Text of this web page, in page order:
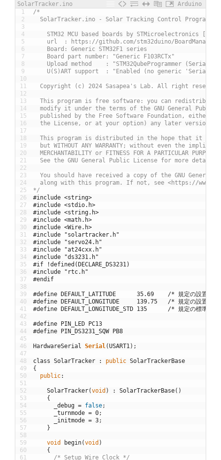
SolarTracker.ino
Arduino
1
2
3
4
5
6
7
8
9
10
11
12
13
14
15
16
17
18
19
20
21
22
23
24
25
26
27
28
29
30
31
32
33
34
35
36
37
38
39
40
41
42
43
44
45
46
47
48
49
50
51
52
53
54
55
56
57
58
59
60
61
/*
SolarTracker.ino - Solar Tracking Control Program
STM32 MCU based boards by STMicroelectronics
url  : https://github.com/stm32duino/
Board: Generic STM32F1 series
Board part number: "Generic F103RCTx"
Upload method    : "STM32QubeProgrammer (Serial)"
U(S)ART support  : "Enabled (no generic 'Serial')"
Copyright (c) 2024 Sasapea's Lab. All right
This program is free software: you can redistribute
modify it under the terms of the GNU General Public
published by the Free Software Foundation, either
the License, or at your option) any later version.
This program is distributed in the hope that it will
but WITHOUT ANY WARRANTY; without even the implied
MERCHANTABILITY or FITNESS FOR A PARTICULAR PURPOSE.
See the GNU General Public License for more details.
You should have received a copy of the GNU General
along with this program. If not, see <https://
*/
#include <string>
#include <stdio.h>
#include <string.h>
#include <math.h>
#include <Wire.h>
#include "solartracker.h"
#include "servo24.h"
#include "at24cxx.h"
#include "ds3231.h"
#if !defined(DECLARE_DS3231)
#include "rtc.h"
#endif
#define DEFAULT_LATITUDE      35.69    /* 規定の設置場
#define DEFAULT_LONGITUDE     139.75   /* 規定の設置場
#define DEFAULT_LONGITUDE_STD 135      /* 規定の標準時
#define PIN_LED PC13
#define PIN_DS3231_SQW PB8
HardwareSerial Serial(USART1) ;
class SolarTracker : public SolarTrackerBase
{
public:
SolarTracker(void ) : SolarTrackerBase( )
{
_debug = false;
_turnmode = 0;
_initmode = 3;
}
void begin(void )
{
/* Setup Wire Clock */